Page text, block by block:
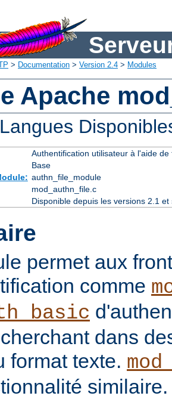
> Documentation > Version 2.4 > Modules
Apache
Langues
Authentification utilisateur à l'aide de
Base
authn_file_module
mod_authn_file.c
Disponible depuis les versions 2.1
permet aux
comme
dans
format texte.
similaire.